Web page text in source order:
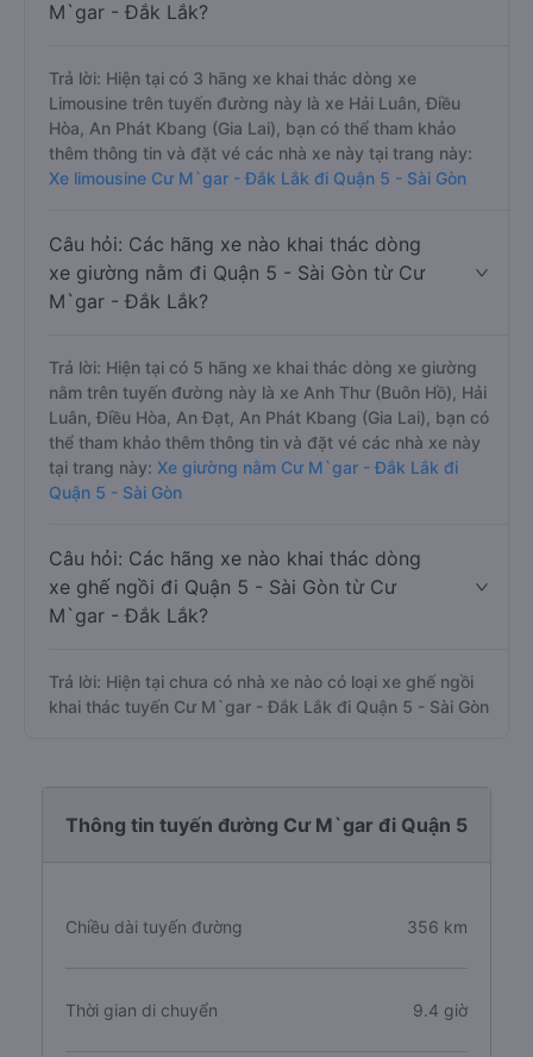
M`gar - Đắk Lắk?
Trả lời: Hiện tại có 3 hãng xe khai thác dòng xe
Limousine trên tuyến đường này là xe Hải Luân, Điều
Hòa, An Phát Kbang (Gia Lai), bạn có thể tham khảo
thêm thông tin và đặt vé các nhà xe này tại trang này:
Xe limousine Cư M`gar - Đắk Lắk đi Quận 5 - Sài Gòn
Câu hỏi: Các hãng xe nào khai thác dòng
xe giường nằm đi Quận 5 - Sài Gòn từ Cư
M`gar - Đắk Lắk?
Trả lời: Hiện tại có 5 hãng xe khai thác dòng xe giường
nằm trên tuyến đường này là xe Anh Thư (Buôn Hồ), Hải
Luân, Điều Hòa, An Đạt, An Phát Kbang (Gia Lai), bạn có
thể tham khảo thêm thông tin và đặt vé các nhà xe này
tại trang này: Xe giường nằm Cư M`gar - Đắk Lắk đi
Quận 5 - Sài Gòn
Câu hỏi: Các hãng xe nào khai thác dòng
xe ghế ngồi đi Quận 5 - Sài Gòn từ Cư
M`gar - Đắk Lắk?
Trả lời: Hiện tại chưa có nhà xe nào có loại xe ghế ngồi
khai thác tuyến Cư M`gar - Đắk Lắk đi Quận 5 - Sài Gòn
Thông tin tuyến đường Cư M`gar đi Quận 5
Chiều dài tuyến đường 356 km
Thời gian di chuyển 9.4 giờ